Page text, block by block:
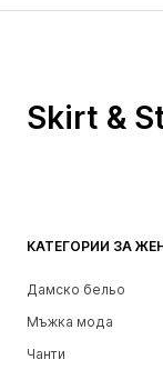
КАТЕГОРИИ ЗА
Дамско бельо
Мъжка мода
Чанти
Skirt &